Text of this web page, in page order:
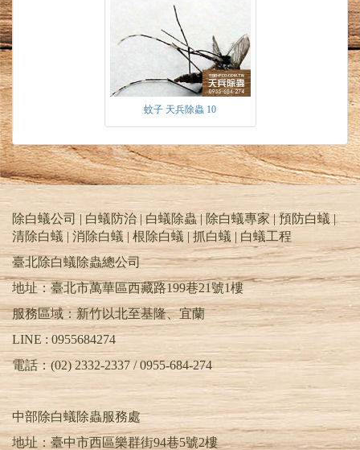
於無吸血狀態下第一次產卵，為四季皆可發現之
３白腹叢蚊於日夜皆可活動，主要孳生於化糞
池、尿桶等有機物質中。雖無傳染疾病之紀錄旦
為居家常見蚊蟲之一。
圃等。
２空間處理-以空間噴灑藥劑，對現有飛行性成
蟲現場擊殺。
３孳生源處理-針對汙水化糞池、積水處等孑孓
孳生處，投放生長抑制劑，使幼蟲無法蛻變成
蟲，避免造成二次危害。
除白蟻PTT | 天兵除白蟻公司 | 除蟲消毒公司台
北推薦 | 除蟲公司基隆.桃園.新竹.苗栗.台中 |
TEL : 0955-684-274 | 清除白蟻 | 消除白蟻 | 居家
除蟲 | 除蟑螂 | 除跳蚤 | 除蛀蟲 | 除螞蟻 | 滅蚊.蒼
蠅 | 除白蟻 | 白蟻防治 | 除白蟻公司PTT | 預防白
蟻 | 白蟻除蟲 | 消滅白蟻 | 根除白蟻 | 白蟻專家 |
抓白蟻 | 白蟻工程 | 除白蟻DIY | 滅白蟻藥 | 白蟻
藥PTT | 蟻后 | 蟻王 | 工蟻 | 幼蟻 | 蟻卵 | 特滅多 |
環境消毒公司 | 害蟲昆蟲驅除 | 害蟲防治
蚊子 天兵除蟲 10
除白蟻公司 | 白蟻防治 | 白蟻除蟲 | 除白蟻專家 | 預防白蟻 |
清除白蟻 | 消除白蟻 | 根除白蟻 | 抓白蟻 | 白蟻工程
臺北除白蟻除蟲總公司
地址：臺北市萬華區西藏路199巷21號1樓
服務區域：新竹以北至基隆、宜蘭
LINE : 0955684274
電話：(02) 2332-2337 / 0955-684-274
中部除白蟻除蟲服務處
地址：臺中市西區樂群街94巷5號2樓